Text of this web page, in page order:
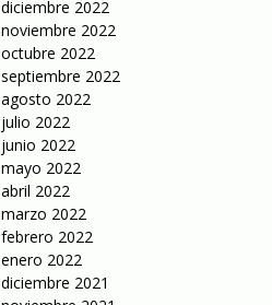
diciembre 2022
noviembre 2022
octubre 2022
septiembre 2022
agosto 2022
julio 2022
junio 2022
mayo 2022
abril 2022
marzo 2022
febrero 2022
enero 2022
diciembre 2021